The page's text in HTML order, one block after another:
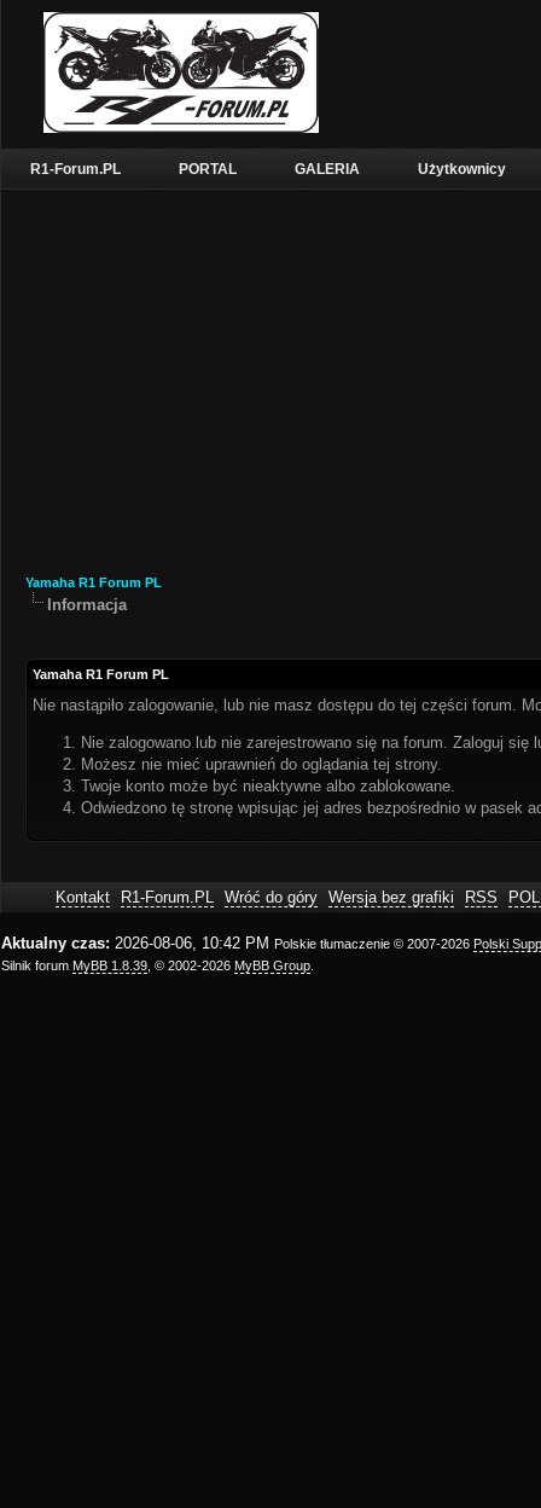
R1-Forum.PL PORTAL GALERIA Użytkownicy
Yamaha R1 Forum PL
Informacja
Yamaha R1 Forum PL
Nie nastąpiło zalogowanie, lub nie masz dostępu do tej części forum.
Nie zalogowano lub nie zarejestrowano się na forum. Zaloguj się
Możesz nie mieć uprawnień do oglądania tej strony.
Twoje konto może być nieaktywne albo zablokowane.
Odwiedzono tę stronę wpisując jej adres bezpośrednio w pasek
Kontakt R1-Forum.PL Wróć do góry Wersja bez grafiki RSS
Aktualny czas: 2026-08-06, 10:42 PM Polskie tłumaczenie © 2007-2026 Polski
Silnik forum MyBB 1.8.39 , © 2002-2026 MyBB Group